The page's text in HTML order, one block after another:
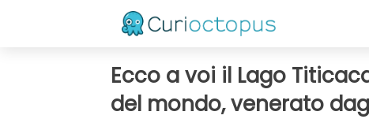
Ecco a voi il Lago
del mondo, venerato